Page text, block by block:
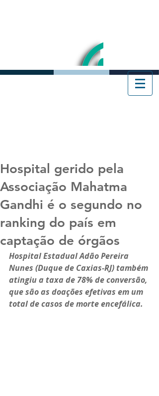
Hospital gerido pela
Associação Mahatma
Gandhi é o segundo no
ranking do país em
captação de órgãos
Hospital Estadual Adão Pereira
Nunes (Duque de Caxias-RJ) também
atingiu a taxa de 78% de conversão,
que são as doações efetivas em um
total de casos de morte encefálica.